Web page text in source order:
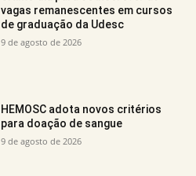
vagas remanescentes em cursos
de graduação da Udesc
9 de agosto de 2026
HEMOSC adota novos critérios
para doação de sangue
9 de agosto de 2026